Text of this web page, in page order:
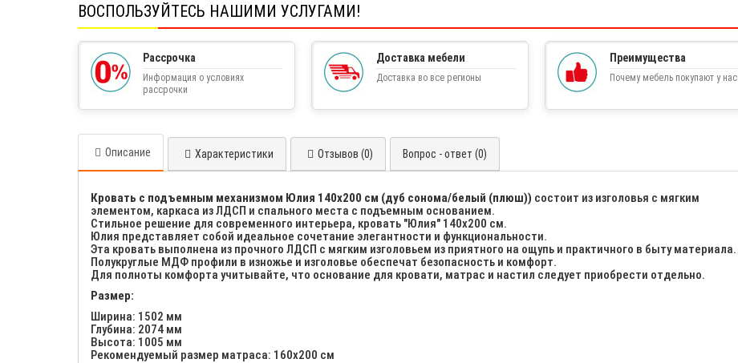
ВОСПОЛЬЗУЙТЕСЬ НАШИМИ УСЛУГАМИ!
Рассрочка
Информация о условиях
рассрочки
Доставка мебели
Доставка во все регионы
Преимущества
Почему мебель покупают у нас
Описание Характеристики Отзывов (0) Вопрос - ответ (0)
Кровать с подъемным механизмом Юлия 140х200 см (дуб сонома/белый (плюш)) состоит из изголовья с мягким
элементом, каркаса из ЛДСП и спального места с подъемным основанием.
Стильное решение для современного интерьера, кровать "Юлия" 140х200 см.
Юлия представляет собой идеальное сочетание элегантности и функциональности.
Эта кровать выполнена из прочного ЛДСП с мягким изголовьем из приятного на ощупь и практичного в быту материала.
Полукруглые МДФ профили в изножье и изголовье обеспечат безопасность и комфорт.
Для полноты комфорта учитывайте, что основание для кровати, матрас и настил следует приобрести отдельно.
Размер:
Ширина: 1502 мм
Глубина: 2074 мм
Высота: 1005 мм
Рекомендуемый размер матраса: 160х200 см